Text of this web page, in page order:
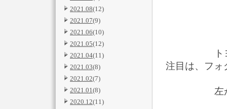
2021.08(12)
2021.07(9)
2021.06(10)
2021.05(12)
2021.04(11)
2021.03(8)
2021.02(7)
2021.01(8)
2020.12(11)
注目は、フォ
左